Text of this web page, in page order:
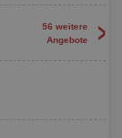
56 weitere
Angebote
>